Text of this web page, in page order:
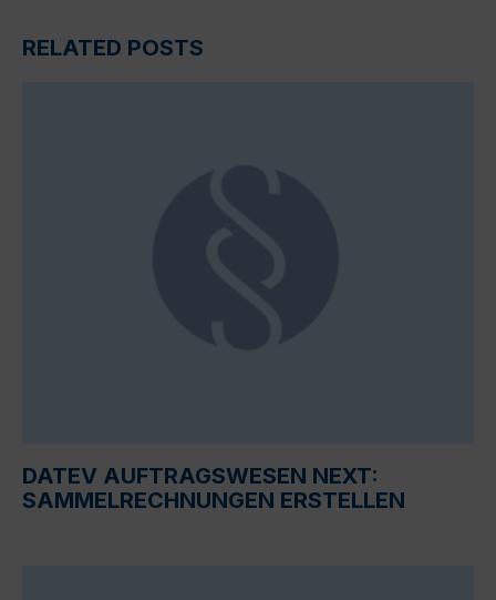
RELATED POSTS
DATEV AUFTRAGSWESEN NEXT:
SAMMELRECHNUNGEN ERSTELLEN